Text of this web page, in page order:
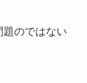
題のではない